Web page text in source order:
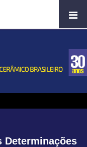
Determinações